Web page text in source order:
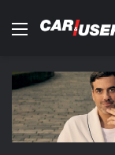
Meni